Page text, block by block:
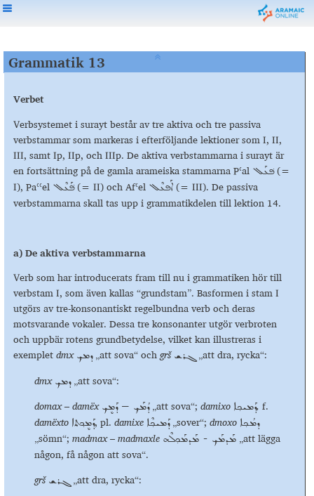
Grammatik 13
Verbet
Verbsystemet i surayt består av tre aktiva och tre passiva
verbstammar som markeras i efterföljande lektioner som I, II,
III, samt Ip, IIp, och IIIp. De aktiva verbstammarna i surayt är
en fortsättning på de gamla arameiska stammarna Pʿal ܦ݁ܥܰܠ(=
I), Paʿʿel ܦܰ݁ܥܶܠ(= II) och Afʿel ܐܰܦܥܶܠ (= III). De passiva
verbstammarna skall tas upp i grammatikdelen till lektion 14.
a) De aktiva verbstammarna
Verb som har introducerats fram till nu i grammatiken hör till
verbstam I, som även kallas “grundstam”. Basformen i stam I
utgörs av tre-konsonantiskt regelbundna verb och deras
motsvarande vokaler. Dessa tre konsonanter utgör verbroten
och uppbär rotens grundbetydelse, vilket kan illustreras i
exempletdmx ܕܡܟ݂„att sova“ ochgrš ܓܪܫ „att dra, rycka“:
dmx ܕܡܟ݂„att sova“:
domax – damёx ܕܳܡܰܟ݂ – ܕܰܡܷܟ݂„att sova“;damixo ܕܰܡܝܟ݂ܐ, f.
damёxto ܕܰܡܷܟ݂ܬܐ, pl.damixe ܕܰܡܝܟ݂ܶܐ „sover“;dmoxo ܕܡܳܟ݂ܐ
„sömn“;madmax–madmaxle ܡܰܕܡܰܟ݂ - ܡܰܕܡܰܟ݂ܠܶܗ „att lägga
någon, få någon att sova“.
grš ܓܪܫ „att dra, rycka“: